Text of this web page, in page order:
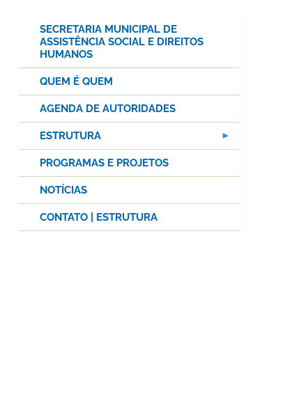
SECRETARIA MUNICIPAL DE
ASSISTÊNCIA SOCIAL E DIREITOS
HUMANOS
QUEM É QUEM
AGENDA DE AUTORIDADES
ESTRUTURA
PROGRAMAS E PROJETOS
NOTÍCIAS
CONTATO | ESTRUTURA